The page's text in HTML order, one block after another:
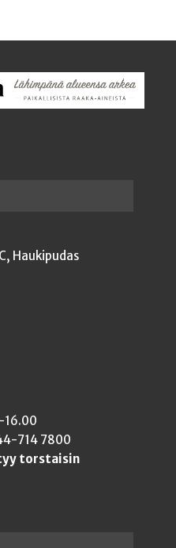
Haukipudas
714 7800
torstaisin